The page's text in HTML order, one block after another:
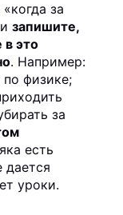
за
изапишите,
в это
. Например:
по физике;
за
есть
дается
уроки.